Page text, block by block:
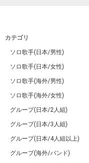
カテゴリ
ソロ歌手(日本/男性)
ソロ歌手(日本/女性)
ソロ歌手(海外/男性)
ソロ歌手(海外/女性)
グループ(日本/2人組)
グループ(日本/3人組)
グループ(日本/4人組以上)
グループ(海外/バンド)